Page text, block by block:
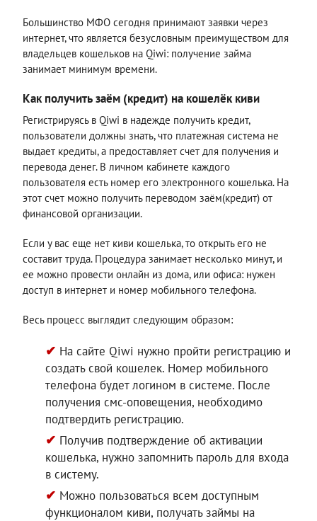
Большинство МФО сегодня принимают заявки через
интернет, что является безусловным преимуществом для
владельцев кошельков на Qiwi: получение займа
занимает минимум времени.
Как получить заём (кредит) на кошелёк киви
Регистрируясь в Qiwi в надежде получить кредит,
пользователи должны знать, что платежная система не
выдает кредиты, а предоставляет счет для получения и
перевода денег. В личном кабинете каждого
пользователя есть номер его электронного кошелька. На
этот счет можно получить переводом заём(кредит) от
финансовой организации.
Если у вас еще нет киви кошелька, то открыть его не
составит труда. Процедура занимает несколько минут, и
ее можно провести онлайн из дома, или офиса: нужен
доступ в интернет и номер мобильного телефона.
Весь процесс выглядит следующим образом:
На сайте Qiwi нужно пройти регистрацию и
создать свой кошелек. Номер мобильного
телефона будет логином в системе. После
получения смс-оповещения, необходимо
подтвердить регистрацию.
Получив подтверждение об активации
кошелька, нужно запомнить пароль для входа
в систему.
Можно пользоваться всем доступным
функционалом киви, получать займы на